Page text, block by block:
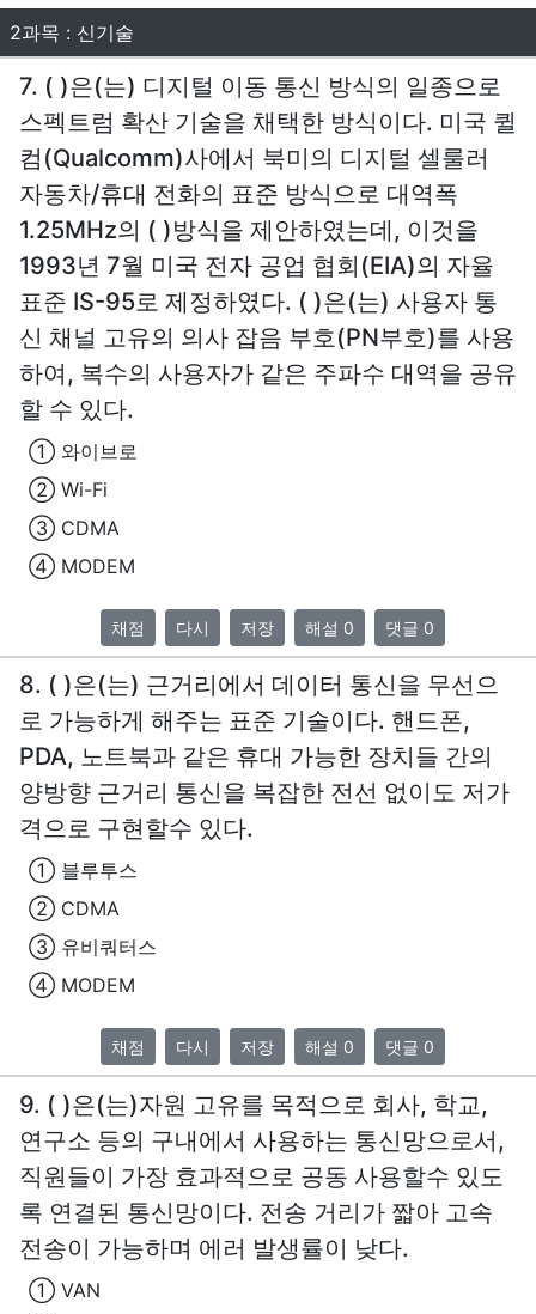
2과목 : 신기술
7. ( )은(는) 디지털 이동 통신 방식의 일종으로
스펙트럼 확산 기술을 채택한 방식이다. 미국 퀼
컴(Qualcomm)사에서 북미의 디지털 셀룰러
자동차/휴대 전화의 표준 방식으로 대역폭
1.25MHz의 ( )방식을 제안하였는데, 이것을
1993년 7월 미국 전자 공업 협회(EIA)의 자율
표준 IS-95로 제정하였다. ( )은(는) 사용자 통
신 채널 고유의 의사 잡음 부호(PN부호)를 사용
하여, 복수의 사용자가 같은 주파수 대역을 공유
할 수 있다.
① 와이브로
② Wi-Fi
③ CDMA
④ MODEM
채점 다시 저장 해설 0 댓글 0
8. ( )은(는) 근거리에서 데이터 통신을 무선으
로 가능하게 해주는 표준 기술이다. 핸드폰,
PDA, 노트북과 같은 휴대 가능한 장치들 간의
양방향 근거리 통신을 복잡한 전선 없이도 저가
격으로 구현할수 있다.
① 블루투스
② CDMA
③ 유비쿼터스
④ MODEM
채점 다시 저장 해설 0 댓글 0
9. ( )은(는)자원 고유를 목적으로 회사, 학교,
연구소 등의 구내에서 사용하는 통신망으로서,
직원들이 가장 효과적으로 공동 사용할수 있도
록 연결된 통신망이다. 전송 거리가 짧아 고속
전송이 가능하며 에러 발생률이 낮다.
① VAN